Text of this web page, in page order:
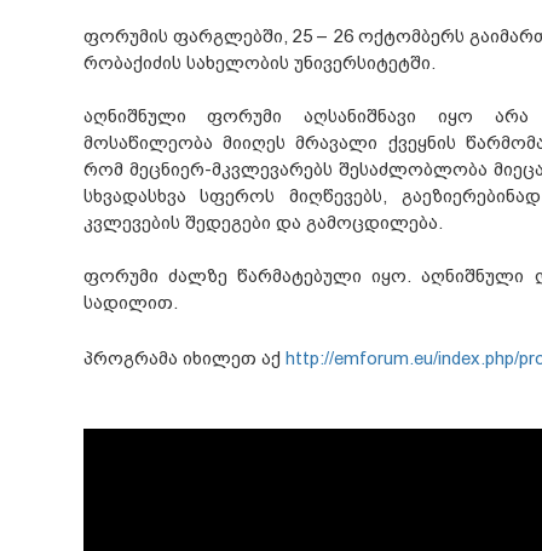
ფორუმის ფარგლებში, 25 – 26 ოქტომბერს
რობაქიძის სახელობის უნივერსიტეტში.
აღნიშნული ფორუმი აღსანიშნავი იყო
მოსაწილეობა მიიღეს მრავალი ქვეყნის
რომ მეცნიერ-მკვლევარებს შესაძლობლობა
სხვადასხვა სფეროს მიღწევებს,
კვლევების შედეგები და გამოცდილება.
ფორუმი ძალზე წარმატებული იყო. აღნიშნული
სადილით.
პროგრამა იხილეთ აქ http://emforum.eu/index.php/